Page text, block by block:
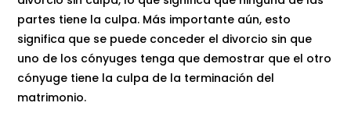
partes tiene la culpa. Más importante aún, esto
significa que se puede conceder el divorcio sin que
uno de los cónyuges tenga que demostrar que el otro
cónyuge tiene la culpa de la terminación del
matrimonio.